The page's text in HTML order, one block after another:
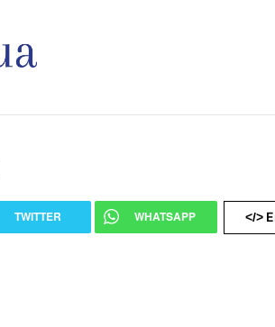
TWITTER WHATSAPP </>